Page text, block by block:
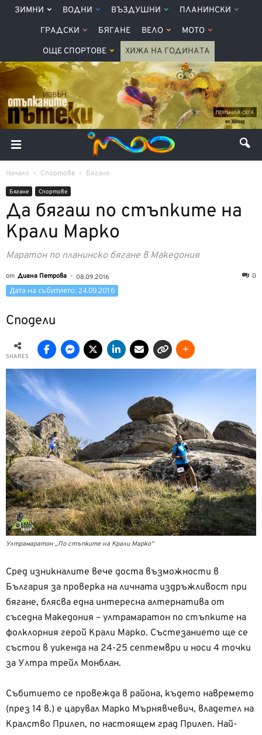
ЗИМНИ ВОДНИ ВЪЗДУШНИ ПЛАНИНСКИ
ГРАДСКИ БЯГАНЕ ВЕЛО МОТО
ОЩЕ СПОРТОВЕ ХИЖА НА ГОДИНАТА
Начало Спортове Бягане
Бягане Спортове
Да бягаш по стъпките на
Крали Марко
Маратон по планинско бягане в Македония
от Диана Петрова - 08.09.2016 0
Дата на събитието: 24.09.2016
Сподели
SHARES
Ултрамаратон „По стъпките на Крали Марко“
Сред изникналите вече доста възможности в
България за проверка на личната издръжливост при
бягане, блясва една интересна алтернатива от
съседна Македония – ултрамаратон по стъпките на
фолклорния герой Крали Марко. Състезанието ще се
състои в уикенда на 24-25 септември и носи 4 точки
за Ултра трейл Монблан.
Събитието се провежда в района, където навремето
(през 14 в.) е царувал Марко Мърнявчевич, владетел на
Кралство Прилеп, по настоящем град Прилеп. Най-